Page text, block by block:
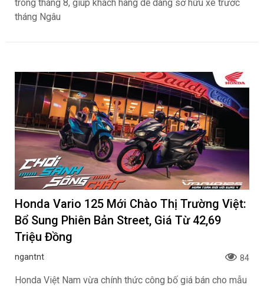
trong tháng 8, giúp khách hàng dễ dàng sở hữu xe trước
tháng Ngâu
Honda Vario 125 Mới Chào Thị Trường Việt:
Bổ Sung Phiên Bản Street, Giá Từ 42,69
Triệu Đồng
ngantnt 84
Honda Việt Nam vừa chính thức công bố giá bán cho mẫu